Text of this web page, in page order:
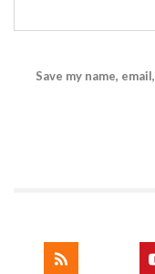
Save my name,